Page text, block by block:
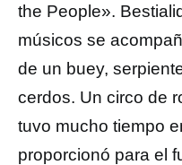
the People».
músicos se
de un buey,
cerdos. Un circo de
tuvo mucho tiempo
proporcionó para el